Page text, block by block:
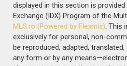
displayed in this section is
Exchange (IDX) Program of the
MLS.ro (Powered by Flexmls) .
exclusively for personal, non-
be reproduced, adapted,
any form or by any